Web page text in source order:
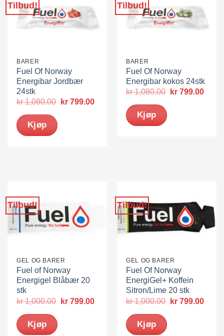
Tilbud!
BARER
Fuel Of Norway
Energibar Jordbær
24stk
kr1,080.00 Opprinnelig
kr 799.00Nåværende
kr 799.00.
Kjøp
Tilbud!
BARER
Fuel Of Norway
Energibar kokos 24stk
kr1,080.00 Opprinnelig
kr 799.00
Kjøp
Tilbud!
GEL OG BARER
Fuel of Norway
Energigel Blåbær 20
stk
kr1,000.00 Opprinnelig
kr 799.00Nåværende
kr 799.00.
Kjøp
Tilbud!
GEL OG BARER
Fuel Of Norway
EnergiGel+ Koffein
Sitron/Lime 20 stk
kr1,000.00 Opprinnelig
kr 799.00
Kjøp